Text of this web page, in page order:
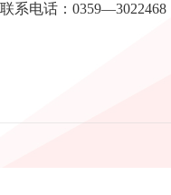
联系电话：0359—3022468